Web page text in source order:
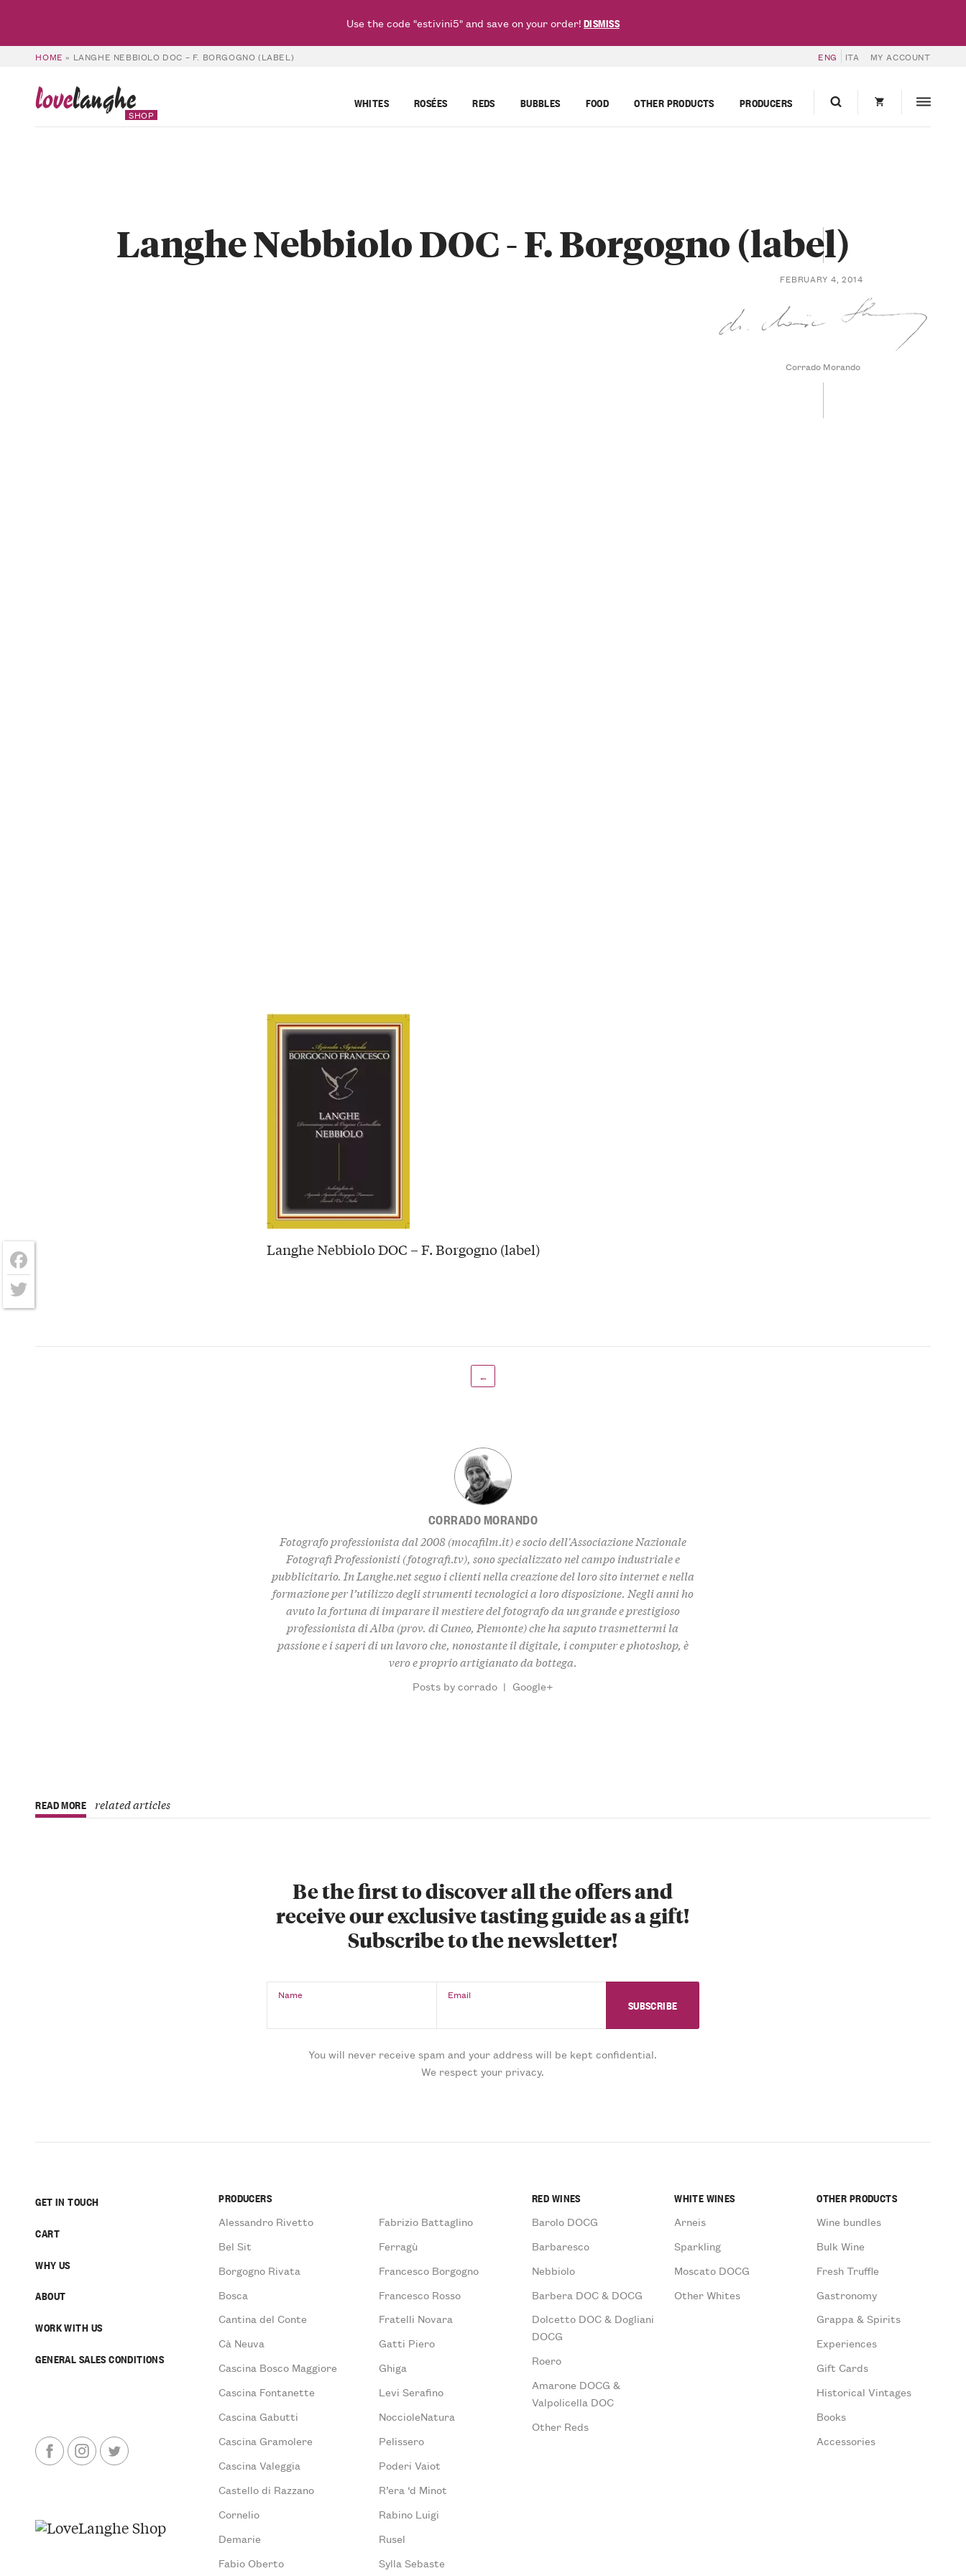
HOME » LANGHE NEBBIOLO DOC – F. BORGOGNO (LABEL) ENG ITA MY ACCOUNT
lovelanghe
SHOP
WHITES ROSÉES REDS BUBBLES FOOD OTHER PRODUCTS PRODUCERS
Langhe Nebbiolo DOC - F. Borgogno (label)
FEBRUARY 4, 2014
Corrado Morando
Langhe Nebbiolo DOC – F. Borgogno (label)
←
CORRADO MORANDO
Fotografo professionista dal 2008 (mocafilm.it) e socio dell'Associazione Nazionale
Fotografi Professionisti (fotografi.tv), sono specializzato nel campo industriale e
pubblicitario. InLanghe.netseguo i clienti nella creazione del loro sito internet e nella
formazione per l’utilizzo degli strumenti tecnologici a loro disposizione. Negli anni ho
avuto la fortuna di imparare il mestiere del fotografo da un grande e prestigioso
professionista di Alba (prov. di Cuneo, Piemonte) che ha saputo trasmettermi la
passione e i saperi di un lavoro che, nonostante il digitale, i computer e photoshop, è
vero e proprio artigianato da bottega.
Posts by corrado | Google+
READ MORE related articles
Be the first to discover all the offers and
receive our exclusive tasting guide as a gift!
Subscribe to the newsletter!
Name Email
You will never receive spam and your address will be kept confidential.
We respect your privacy.
GET IN TOUCH
CART
WHY US
ABOUT
WORK WITH US
GENERAL SALES CONDITIONS
PRODUCERS
Alessandro Rivetto
Bel Sit
Borgogno Rivata
Bosca
Cantina del Conte
Cà Neuva
Cascina Bosco Maggiore
Cascina Fontanette
Cascina Gabutti
Cascina Gramolere
Cascina Valeggia
Castello di Razzano
Cornelio
Demarie
Fabio Oberto
Fabrizio Battaglino
Ferragù
Francesco Borgogno
Francesco Rosso
Fratelli Novara
Gatti Piero
Ghiga
Levi Serafino
NoccioleNatura
Pelissero
Poderi Vaiot
R’era ‘d Minot
Rabino Luigi
Rusel
Sylla Sebaste
RED WINES
Barolo DOCG
Barbaresco
Nebbiolo
Barbera DOC & DOCG
Dolcetto DOC & Dogliani
DOCG
Roero
Amarone DOCG &
Valpolicella DOC
Other Reds
WHITE WINES
Arneis
Sparkling
Moscato DOCG
Other Whites
OTHER PRODUCTS
Wine bundles
Bulk Wine
Fresh Truffle
Gastronomy
Grappa & Spirits
Experiences
Gift Cards
Historical Vintages
Books
Accessories
Facebook
Twitter
Use the code "estivini5" and save on your order!DISMISS